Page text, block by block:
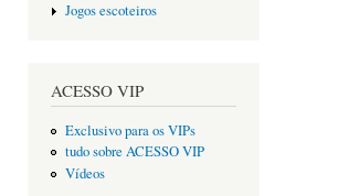
Jogos escoteiros
ACESSO VIP
Exclusivo para os VIPs
tudo sobre ACESSO VIP
Vídeos